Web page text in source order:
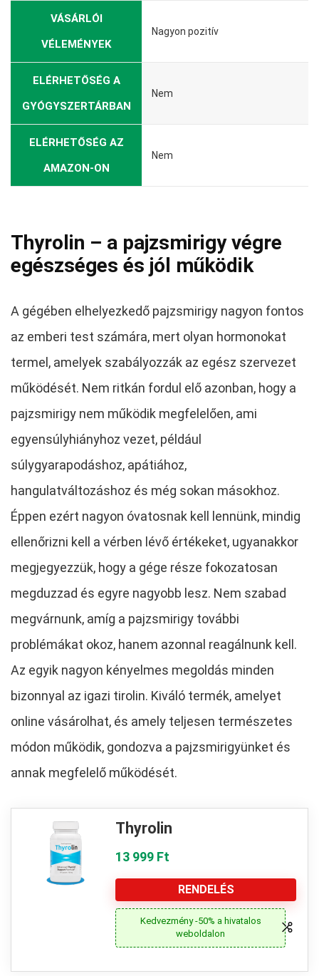
VÁSÁRLÓI
VÉLEMÉNYEK
Nagyon pozitív
ELÉRHETŐSÉG A
GYÓGYSZERTÁRBAN
Nem
ELÉRHETŐSÉG AZ
AMAZON-ON
Nem
Thyrolin – a pajzsmirigy végre
egészséges és jól működik
A gégében elhelyezkedő pajzsmirigy nagyon fontos
az emberi test számára, mert olyan hormonokat
termel, amelyek szabályozzák az egész szervezet
működését. Nem ritkán fordul elő azonban, hogy a
pajzsmirigy nem működik megfelelően, ami
egyensúlyhiányhoz vezet, például
súlygyarapodáshoz, apátiához,
hangulatváltozáshoz és még sokan másokhoz.
Éppen ezért nagyon óvatosnak kell lennünk, mindig
ellenőrizni kell a vérben lévő értékeket, ugyanakkor
megjegyezzük, hogy a gége része fokozatosan
megduzzad és egyre nagyobb lesz. Nem szabad
megvárnunk, amíg a pajzsmirigy további
problémákat okoz, hanem azonnal reagálnunk kell.
Az egyik nagyon kényelmes megoldás minden
bizonnyal az igazi tirolin. Kiváló termék, amelyet
online vásárolhat, és amely teljesen természetes
módon működik, gondozva a pajzsmirigyünket és
annak megfelelő működését.
Thyrolin
13 999 Ft
RENDELÉS
Kedvezmény -50% a hivatalos
weboldalon